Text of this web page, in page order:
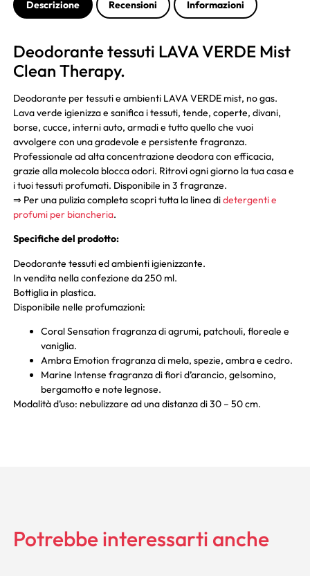
Descrizione Recensioni Informazioni
Deodorante tessuti LAVA VERDE Mist
Clean Therapy.
Deodorante per tessuti e ambienti LAVA VERDE mist, no gas.
Lava verde igienizza e sanifica i tessuti, tende, coperte, divani,
borse, cucce, interni auto, armadi e tutto quello che vuoi
avvolgere con una gradevole e persistente fragranza.
Professionale ad alta concentrazione deodora con efficacia,
grazie alla molecola blocca odori. Ritrovi ogni giorno la tua casa e
i tuoi tessuti profumati. Disponibile in 3 fragranze.
⇒ Per una pulizia completa scopri tutta la linea didetergenti e
profumi per biancheria.
Specifiche del prodotto:
Deodorante tessuti ed ambienti igienizzante.
In vendita nella confezione da 250 ml.
Bottiglia in plastica.
Disponibile nelle profumazioni:
Coral Sensation fragranza di agrumi, patchouli, floreale e
vaniglia.
Ambra Emotion fragranza di mela, spezie, ambra e cedro.
Marine Intense fragranza di fiori d’arancio, gelsomino,
bergamotto e note legnose.
Modalità d’uso: nebulizzare ad una distanza di 30 – 50 cm.
Potrebbe interessarti anche